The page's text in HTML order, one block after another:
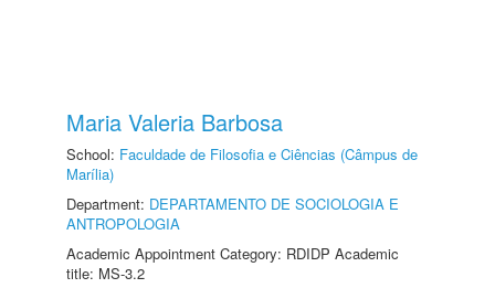
Maria Valeria Barbosa
School: Faculdade de Filosofia e Ciências (Câmpus de
Marília)
Department: DEPARTAMENTO DE SOCIOLOGIA E
ANTROPOLOGIA
Academic Appointment Category: RDIDP Academic
title: MS-3.2